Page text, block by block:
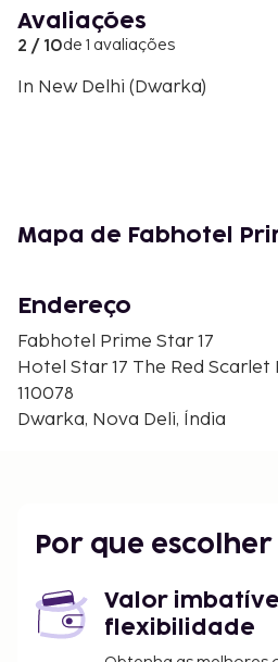
Avaliações
2 / 10de 1 avaliações
In New Delhi (Dwarka)
Mapa de Fabhotel
Endereço
Fabhotel Prime Star 17
Hotel Star 17 The Red Scarlet
110078
Dwarka, Nova Deli, Índia
Por que escolher
Valor
flexibilidade